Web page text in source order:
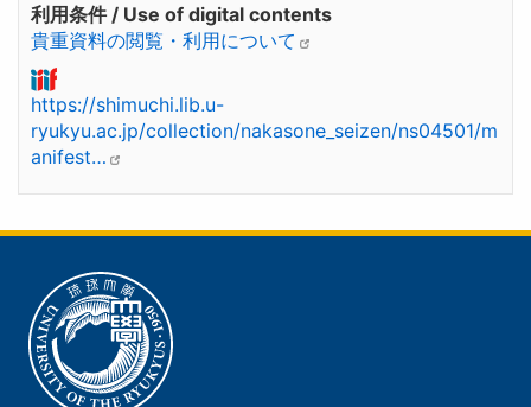
利用条件 / Use of digital contents
貴重資料の閲覧・利用について
https://shimuchi.lib.u-
ryukyu.ac.jp/collection/nakasone_seizen/ns04501/m
anifest…